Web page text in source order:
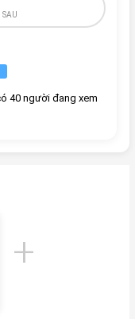
40 người đang xem